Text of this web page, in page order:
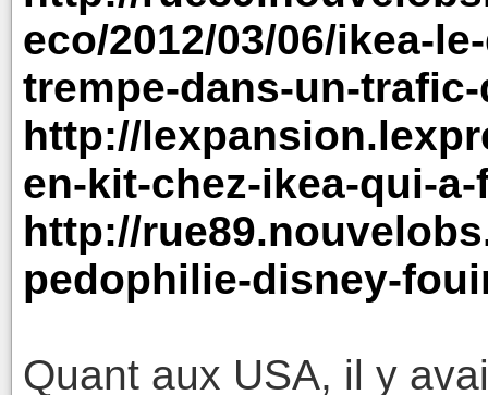
eco/2012/03/06/ikea-
trempe-dans-un-
http://
en-kit-chez-ikea-qui-
http://
pedophilie-disney-
Quant aux USA, il y